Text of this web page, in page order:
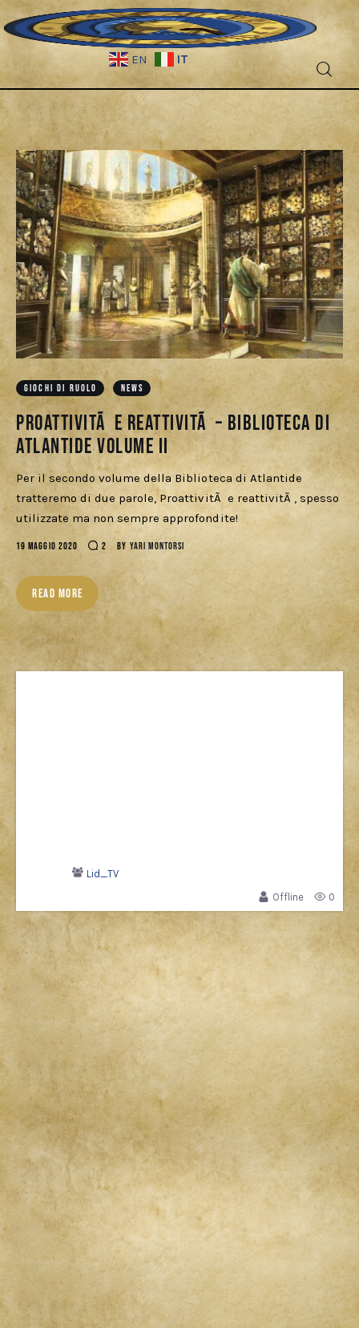
EN IT
Fantascienza
Fantasy
Games
Recensioni
Libri e fumetti
Cercatori
Download
GIOCHI DI RUOLO NEWS
ProattivitÃ e ReattivitÃ – Biblioteca di
Atlantide Volume II
Per il secondo volume della Biblioteca di Atlantide
tratteremo di due parole, ProattivitÃ e reattivitÃ , spesso
utilizzate ma non sempre approfondite!
19 MAGGIO 2020 2 BY YARI MONTORSI
READ MORE
Lid_TV
Offline
0